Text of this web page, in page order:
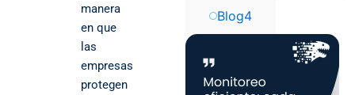
manera
en que
las
empresas
protegen
Blog4